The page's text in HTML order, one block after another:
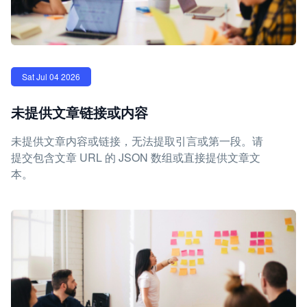
Sat Jul 04 2026
未提供文章链接或内容
未提供文章内容或链接，无法提取引言或第一段。请
提交包含文章 URL 的 JSON 数组或直接提供文章文
本。